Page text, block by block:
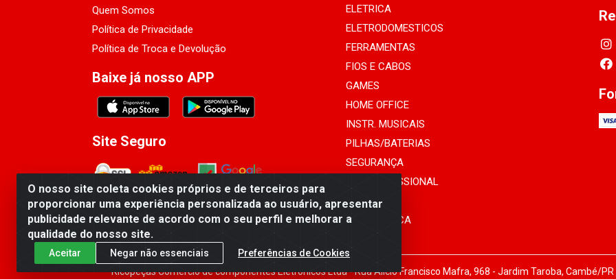
O nosso site coleta cookies próprios e de terceiros para
proporcionar uma experiência personalizada ao usuário, apresentar
publicidade relevante de acordo com o seu perfil e melhorar a
qualidade do nosso site.
Aceitar Negar não essenciais Preferências de Cookies
Quem Somos
Política de Privacidade
Política de Troca e Devolução
Baixe já nosso APP
Site Seguro
ELETRICA
ELETRODOMESTICOS
FERRAMENTAS
FIOS E CABOS
GAMES
HOME OFFICE
INSTR. MUSICAIS
PILHAS/BATERIAS
SEGURANÇA
SOM PROFISSIONAL
TELEFONIA
INFORMÁTICA
Ricopeças Comércio de componentes Eletrônicos Ltda - Rua Alicio Francisco Mafra, 968 - Jardim Taroba, Cambé/